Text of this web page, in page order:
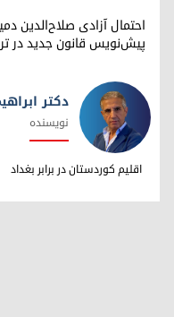
احتمال آزادی صلاح‌الدین
پیش‌نویس قانون جدید در
دکتر ابراهیم خالد
دکتر
نویسنده
اقلیم کوردستان در برابر بغداد